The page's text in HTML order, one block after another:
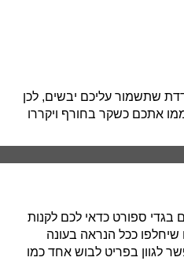
שתשמור עליכם יבשים, לכן
אתכם כשקר בחורף ויקררו
בגדי ספורט כדאי לכם לקנות
שיחלפו ככל הנראה בעונה
לגוון בפריט לבוש אחד כמו